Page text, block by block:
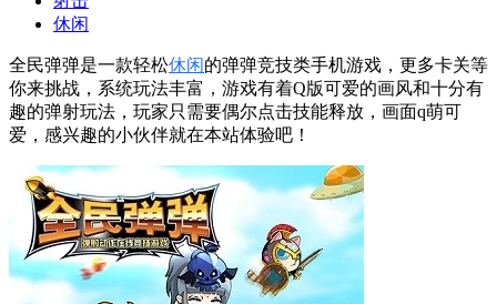
休闲
全民弹弹是一款轻松休闲的弹弹竞技类手机游戏，更多卡关等
你来挑战，系统玩法丰富，游戏有着Q版可爱的画风和十分有
趣的弹射玩法，玩家只需要偶尔点击技能释放，画面q萌可
爱，感兴趣的小伙伴就在本站体验吧！